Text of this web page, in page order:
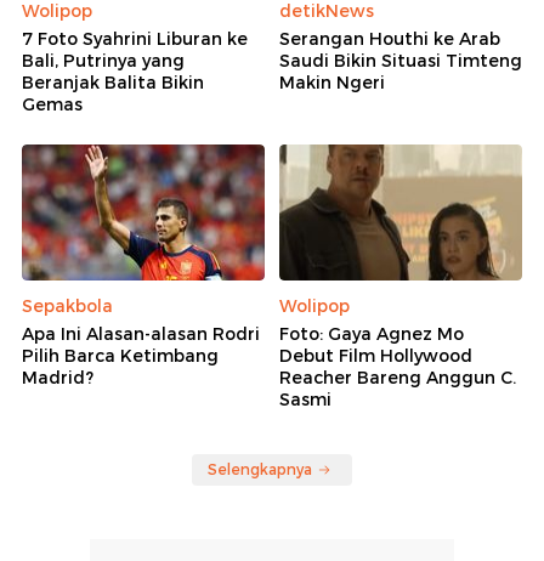
Wolipop
7 Foto Syahrini Liburan ke
Bali, Putrinya yang
Beranjak Balita Bikin
Gemas
detikNews
Serangan Houthi ke Arab
Saudi Bikin Situasi Timteng
Makin Ngeri
Sepakbola
Apa Ini Alasan-alasan Rodri
Pilih Barca Ketimbang
Madrid?
Wolipop
Foto: Gaya Agnez Mo
Debut Film Hollywood
Reacher Bareng Anggun C.
Sasmi
Selengkapnya